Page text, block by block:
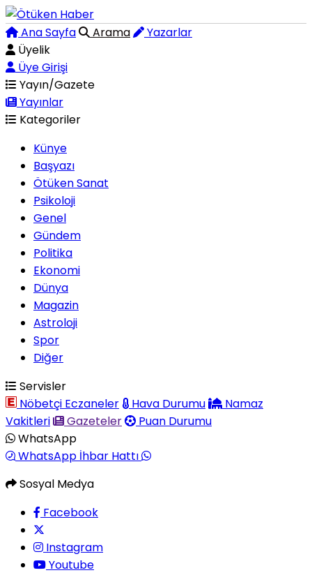
Ana Sayfa Arama
Yazarlar
Üyelik
Üye Girişi
Yayın/Gazete
Yayınlar
Kategoriler
Künye
Başyazı
Ötüken Sanat
Psikoloji
Genel
Gündem
Politika
Ekonomi
Dünya
Magazin
Astroloji
Spor
Diğer
Servisler
Nöbetçi Eczaneler
Hava Durumu
Namaz
Vakitleri
Gazeteler
Puan Durumu
WhatsApp
WhatsApp İhbar Hattı
Sosyal Medya
Facebook
Instagram
Youtube